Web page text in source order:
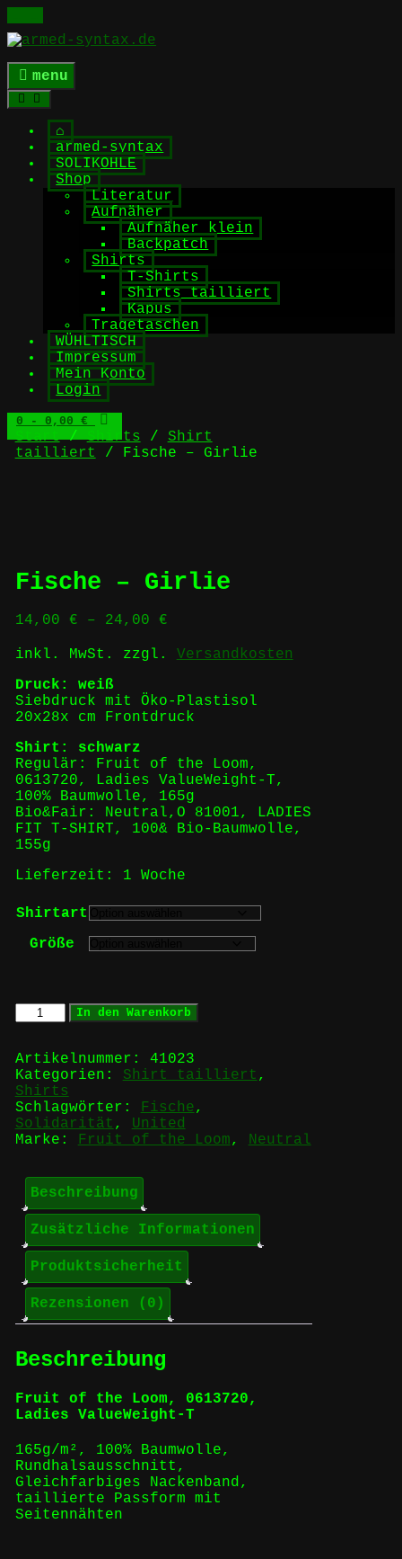
Skip
to
content
menu
⌂
armed-syntax
SOLIKOHLE
Shop
Literatur
Aufnäher
Aufnäher klein
Backpatch
Shirts
T-Shirts
Shirts tailliert
Kapus
Tragetaschen
WÜHLTISCH
Impressum
Mein Konto
Login
0 - 0,00 €
Start/Shirts / Shirt
tailliert / Fische – Girlie
Fische – Girlie
14,00 € – 24,00 €
inkl. MwSt. zzgl. Versandkosten
Druck: weiß
Siebdruck mit Öko-Plastisol
20x28x cm Frontdruck
Shirt: schwarz
Regulär: Fruit of the Loom,
0613720, Ladies ValueWeight-T,
100% Baumwolle, 165g
Bio&Fair: Neutral,O 81001, LADIES
FIT T-SHIRT, 100& Bio-Baumwolle,
155g
Lieferzeit: 1 Woche
Shirtart
Größe
Fische
-
Menge
In den Warenkorb
Artikelnummer: 41023
Kategorien: Shirt tailliert ,
Shirts
Schlagwörter: Fische,
Solidarität , United
Marke: Fruit of the Loom, Neutral
Beschreibung
Zusätzliche Informationen
Produktsicherheit
Rezensionen (0)
Beschreibung
Fruit of the Loom, 0613720,
Ladies ValueWeight-T
165g/m², 100% Baumwolle,
Rundhalsausschnitt,
Gleichfarbiges Nackenband,
taillierte Passform mit
Seitennähten